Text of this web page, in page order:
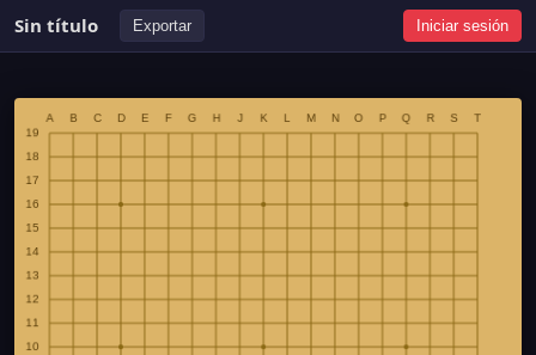
Sin título Exportar Iniciar sesión